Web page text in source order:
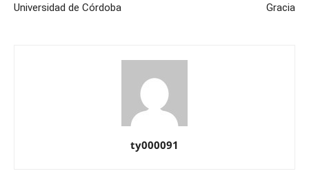
Universidad de Córdoba
Gracia
ty000091